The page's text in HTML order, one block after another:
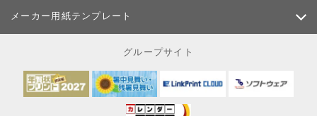
メーカー用紙テンプレート
グループサイト